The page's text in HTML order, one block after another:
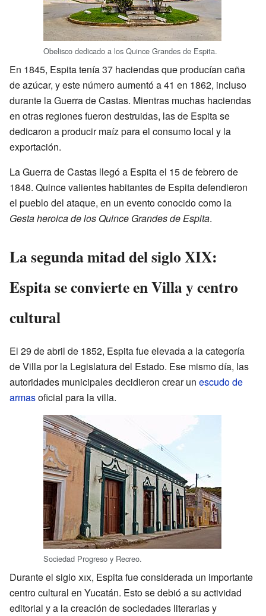
Obelisco dedicado a los Quince Grandes de Espita.
En 1845, Espita tenía 37 haciendas que producían caña
de azúcar, y este número aumentó a 41 en 1862, incluso
durante la Guerra de Castas. Mientras muchas haciendas
en otras regiones fueron destruidas, las de Espita se
dedicaron a producir maíz para el consumo local y la
exportación.
La Guerra de Castas llegó a Espita el 15 de febrero de
1848. Quince valientes habitantes de Espita defendieron
el pueblo del ataque, en un evento conocido como la
Gesta heroica de los Quince Grandes de Espita.
La segunda mitad del siglo XIX:
Espita se convierte en Villa y centro
cultural
El 29 de abril de 1852, Espita fue elevada a la categoría
de Villa por la Legislatura del Estado. Ese mismo día, las
autoridades municipales decidieron crear un escudo de
armasoficial para la villa.
Sociedad Progreso y Recreo.
Durante el sigloxix, Espita fue considerada un importante
centro cultural en Yucatán. Esto se debió a su actividad
editorial y a la creación de sociedades literarias y